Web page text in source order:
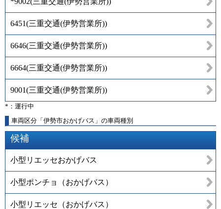
6451(三重交通(伊勢営業所))
6646(三重交通(伊勢営業所))
6664(三重交通(伊勢営業所))
9001(三重交通(伊勢営業所))
*：運行中
車両区分「伊勢市おかげバス」の車両種別
候補
小型リエッセおかげバス
小型ポンチョ（おかげバス）
小型リエッセ（おかげバス）